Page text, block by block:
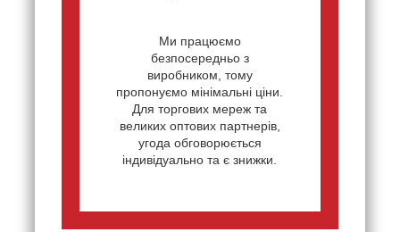
Ми працюємо
безпосередньо з
виробником, тому
пропонуємо мінімальні ціни.
Для торгових мереж та
великих оптових партнерів,
угода обговорюється
індивідуально та є знижки.